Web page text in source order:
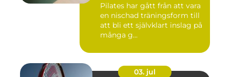
Pilates har gått från att vara
en nischad träningsform till
att bli ett självklart inslag på
många g...
03. jul